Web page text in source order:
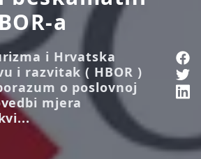
a
i Hrvatska
i razvitak ( HBOR )
o poslovnoj
mjera